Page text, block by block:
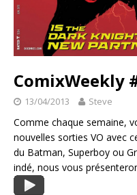
ComixWeekly
13/04/2013 Steve
Comme chaque semaine,
nouvelles sorties VO avec
du Batman, Superboy ou
indé, nous vous